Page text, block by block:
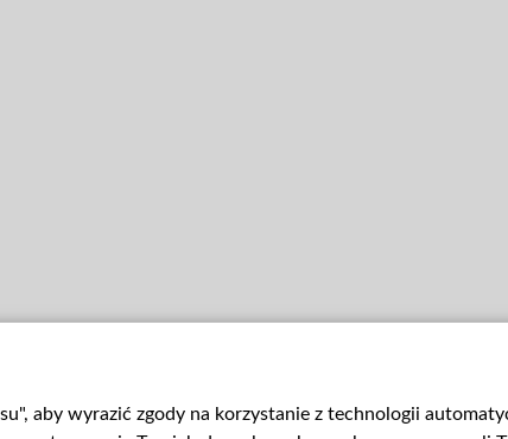
aby wyrazić zgody na korzystanie z technologii